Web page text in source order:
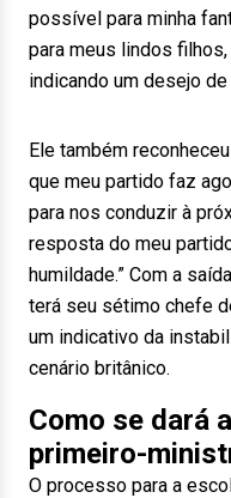
possível para minha
para meus lindos filhos,
indicando um desejo
Ele também
que meu partido faz
para nos conduzir à
resposta do meu
humildade.” Com a
terá seu sétimo chefe
um indicativo da
cenário britânico.
Como se dará
primeiro-
O processo para a